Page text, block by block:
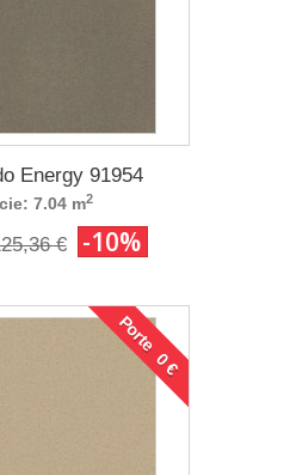
Energy 91954
7.04 m2
€ -10%
Porte 0 €